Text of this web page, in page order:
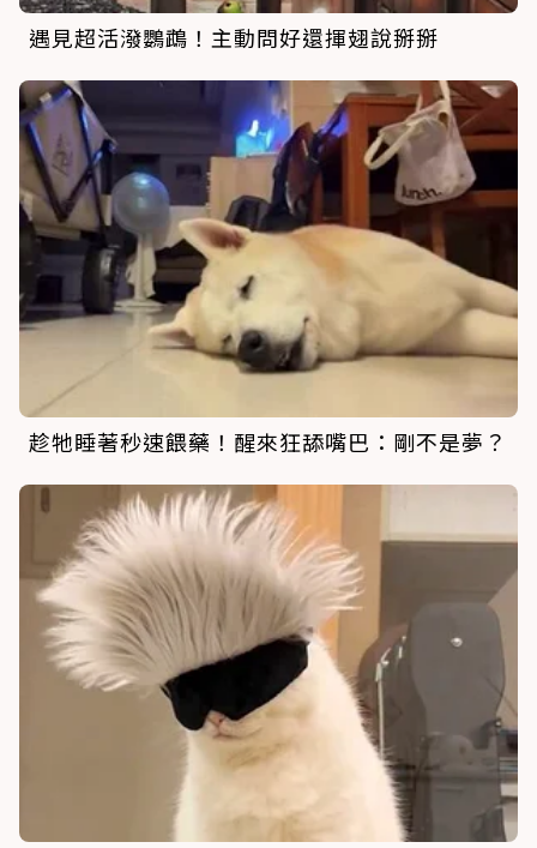
遇見超活潑鸚鵡！主動問好還揮翅說掰掰
趁牠睡著秒速餵藥！醒來狂舔嘴巴：剛不是夢？